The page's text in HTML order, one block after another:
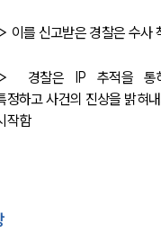
이를 신고받은 경찰은 수사
경찰은 IP 추적을 통
정하고 사건의 진상을 밝혀
작함